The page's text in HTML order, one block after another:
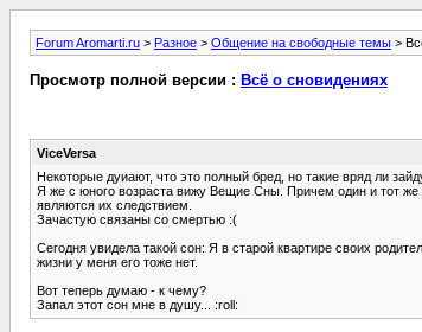
Forum Aromarti.ru > Разное > Общение на свободные темы >
Просмотр полной версии : Всё о сновидениях
ViceVersa
Некоторые дуиают, что это полный бред, но такие вряд ли
Я же с юного возраста вижу Вещие Сны. Причем один и тот же
являются их следствием.
Зачастую связаны со смертью :(
Сегодня увидела такой сон: Я в старой квартире своих
жизни у меня его тоже нет.
Вот теперь думаю - к чему?
Запал этот сон мне в душу... :roll: